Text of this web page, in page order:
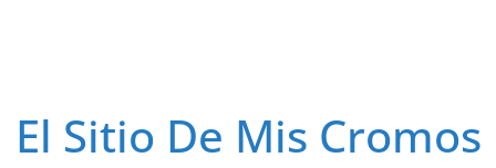
El Sitio De Mis Cromos